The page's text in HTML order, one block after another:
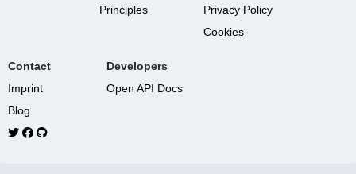
Principles
Privacy Policy
Cookies
Contact
Imprint
Blog
Developers
Open API Docs